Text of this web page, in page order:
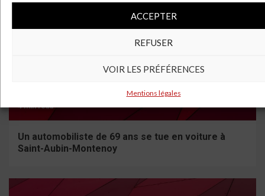
ACCEPTER
REFUSER
VOIR LES PRÉFÉRENCES
Mentions légales
4 min read
Un automobiliste de 69 ans se tue en voiture à
Saint-Aubin-Montenoy